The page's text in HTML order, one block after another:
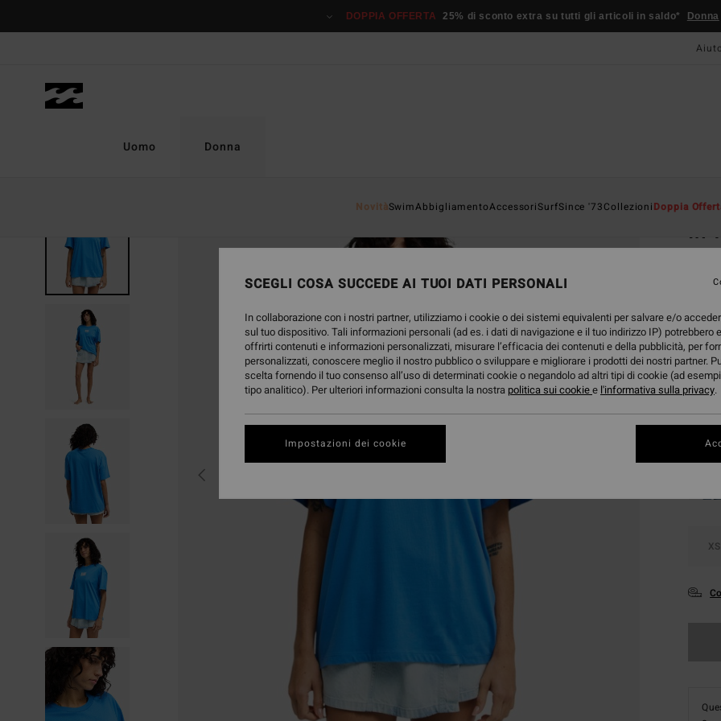
prodotto
DOPPIA OFFERTA 25% di sconto extra su tutti gli articoli in saldo* Donna
Uomo Donna
NovitàSwimAbbigliamentoAccessoriSurfSince '73CollezioniDoppia
In
XS
SCEGLI COSA SUCCEDE AI TUOI DATI PERSONALI
In collaborazione con i nostri partner, utilizziamo i cookie o dei sistemi equivalenti per salvare e/o
sul tuo dispositivo. Tali informazioni personali (ad es. i dati di navigazione e il tuo indirizzo IP) potrebbero
offrirti contenuti e informazioni personalizzati, misurare l’efficacia dei contenuti e della pubblicità, per
personalizzati, conoscere meglio il nostro pubblico o sviluppare e migliorare i prodotti dei nostri partner.
scelta fornendo il tuo consenso all’uso di determinati cookie o negandolo ad altri tipi di cookie (ad
tipo analitico). Per ulteriori informazioni consulta la nostra politica sui cookiee l'informativa sulla privacy.
Impostazioni dei cookie